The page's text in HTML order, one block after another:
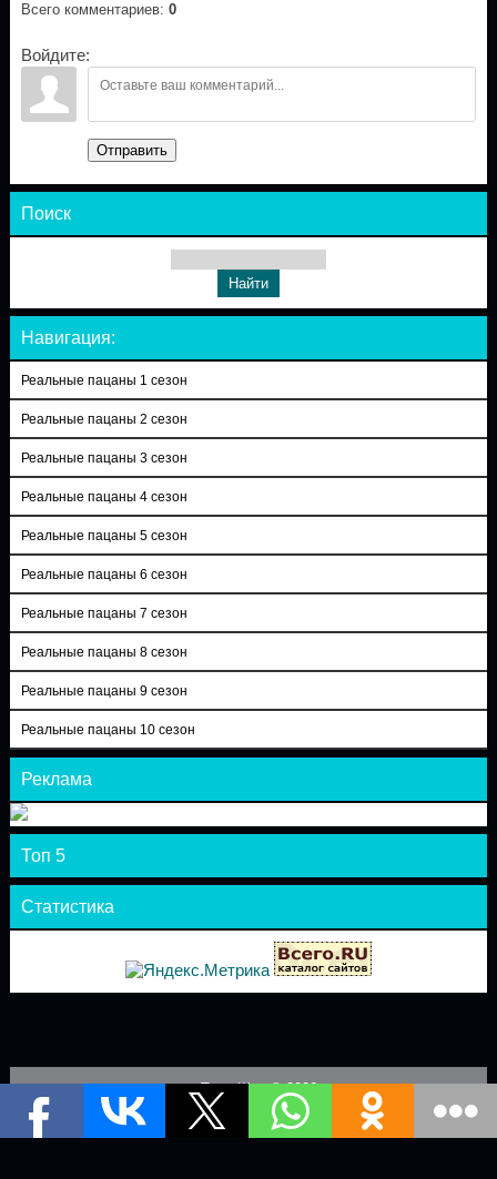
Всего комментариев: 0
Войдите:
Отправить
Поиск
Навигация:
Реальные пацаны 1 сезон
Реальные пацаны 2 сезон
Реальные пацаны 3 сезон
Реальные пацаны 4 сезон
Реальные пацаны 5 сезон
Реальные пацаны 6 сезон
Реальные пацаны 7 сезон
Реальные пацаны 8 сезон
Реальные пацаны 9 сезон
Реальные пацаны 10 сезон
Реклама
Топ 5
Статистика
Теле-Шоу © 2026